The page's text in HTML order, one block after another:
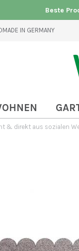
Beste
IN GERMANY
& direkt aus sozialen